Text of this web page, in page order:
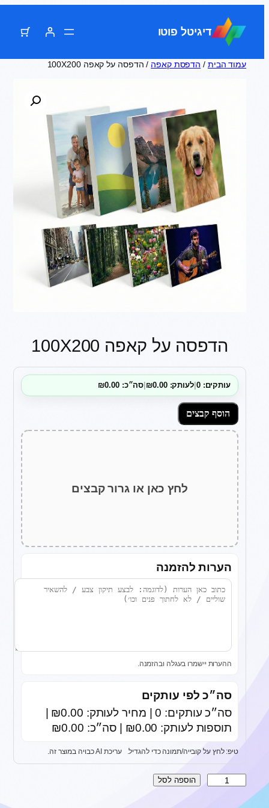
לתוכן
דיגיטל פוטו
עמוד הבית/ הדפסת קאפה/ הדפסה על קאפה 100X200
הדפסה על קאפה 100X200
מ
עותקים: 0 |לעותק: ₪0.00 |סה״כ: ₪0.00
הוסף קבצים
לחץ כאן או גרור קבצים
הערות להזמנה
ההערות יישמרו בעגלה ובהזמנה.
סה״כ לפי עותקים
סה״כ עותקים: 0 | מחיר לעותק: ₪0.00 |
תוספות לעותק: ₪0.00 | סה״כ: ₪0.00
טיפ: לחץ על קובייה/תמונה כדי להגדיל. עריכת AI כבויה במוצר זה.
הוספה לסל